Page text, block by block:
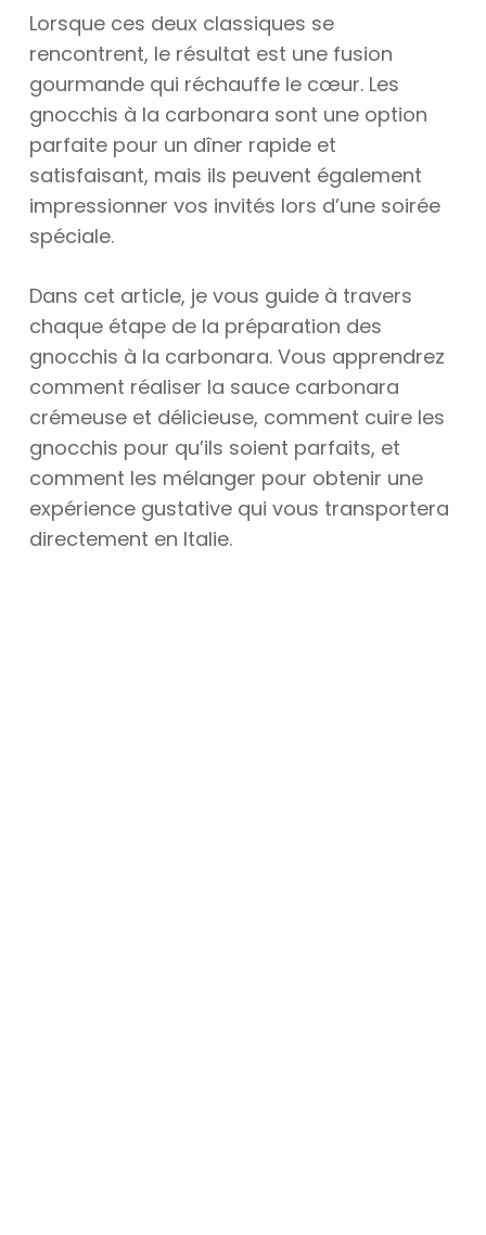
Lorsque ces deux classiques se
rencontrent, le résultat est une fusion
gourmande qui réchauffe le cœur. Les
gnocchis à la carbonara sont une option
parfaite pour un dîner rapide et
satisfaisant, mais ils peuvent également
impressionner vos invités lors d’une soirée
spéciale.
Dans cet article, je vous guide à travers
chaque étape de la préparation des
gnocchis à la carbonara. Vous apprendrez
comment réaliser la sauce carbonara
crémeuse et délicieuse, comment cuire les
gnocchis pour qu’ils soient parfaits, et
comment les mélanger pour obtenir une
expérience gustative qui vous transportera
directement en Italie.